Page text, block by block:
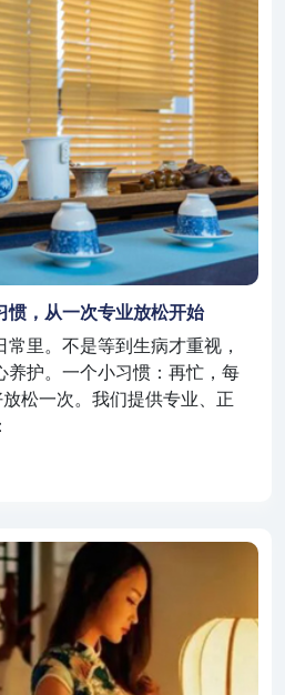
惯，从一次专业放松开始
里。不是等到生病才重视，
养护。一个小习惯：再忙，每
松一次。我们提供专业、正